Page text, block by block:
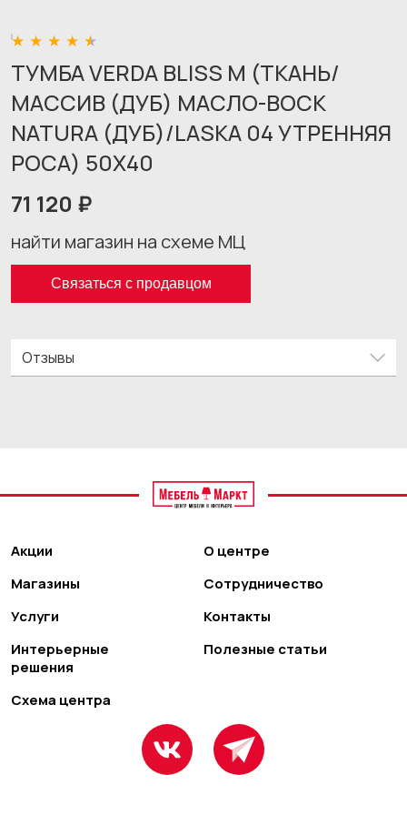
ТУМБА VERDA BLISS M (ТКАНЬ/
МАССИВ (ДУБ) МАСЛО-ВОСК
NATURA (ДУБ)/LASKA 04 УТРЕННЯЯ
РОСА) 50X40
71 120 ₽
найти магазин на схеме МЦ
Связаться с продавцом
Отзывы
Акции
Магазины
Услуги
Интерьерные
решения
Схема центра
О центре
Сотрудничество
Контакты
Полезные статьи